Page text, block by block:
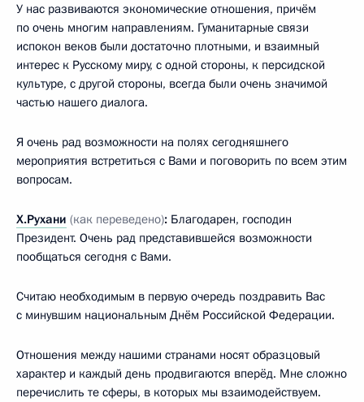
У нас развиваются экономические отношения, причём
по очень многим направлениям. Гуманитарные связи
испокон веков были достаточно плотными, и взаимный
интерес к Русскому миру, с одной стороны, к персидской
культуре, с другой стороны, всегда были очень значимой
частью нашего диалога.
Я очень рад возможности на полях сегодняшнего
мероприятия встретиться с Вами и поговорить по всем этим
вопросам.
Х.Рухани (как переведено): Благодарен, господин
Президент. Очень рад представившейся возможности
пообщаться сегодня с Вами.
Считаю необходимым в первую очередь поздравить Вас
с минувшим национальным Днём Российской Федерации.
Отношения между нашими странами носят образцовый
характер и каждый день продвигаются вперёд. Мне сложно
перечислить те сферы, в которых мы взаимодействуем.